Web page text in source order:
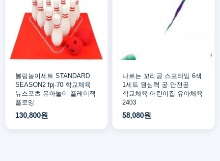
볼링놀이세트 STANDARD
SEASON2 fpj-70 학교체육
뉴스포츠 유아놀이 플레이잭
플로잉
130,800원
나르는 꼬리공 스포타임 6색
1세트 원심력 공 안전공
학교체육 어린이집 유아체육
2403
58,080원